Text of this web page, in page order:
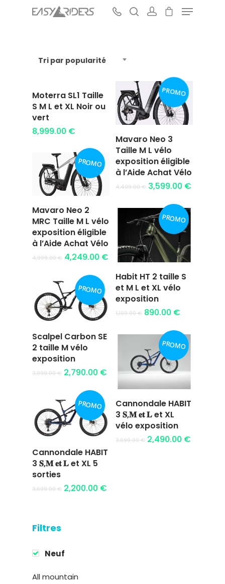
Hit enter to search or ESC to close
Tri par popularité
Filtres
Neuf
All mountain
Ajouter au
panier
Moterra SL1 Taille
S M L et XL Noir ou
vert
8,999.00 €
PROMO
Ajouter au
panier
Mavaro Neo 3
Taille M L vélo
exposition éligible
à l’Aide Achat Vélo
4,499.00€ 3,599.00 €
PROMO
Ajouter au
panier
Mavaro Neo 2
MRC Taille M L vélo
exposition éligible
à l’Aide Achat Vélo
4,999.00€ 4,249.00 €
PROMO
Ajouter au
panier
Habit HT 2 taille S
et M L et XL vélo
exposition
1,199.00€ 890.00 €
PROMO
Ajouter au
panier
Scalpel Carbon SE
2 taille M vélo
exposition
3,999.00€ 2,790.00 €
PROMO
Ajouter au
panier
Cannondale HABIT
3 𝐒,𝐌 𝐞𝐭 𝐋 et XL
vélo exposition
3,699.00€ 2,490.00 €
PROMO
Ajouter au
panier
Cannondale HABIT
3 𝐒,𝐌 𝐞𝐭 𝐋 et XL 5
sorties
3,699.00€ 2,200.00 €